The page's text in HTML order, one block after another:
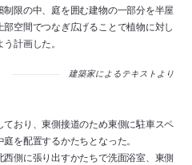
限の中、庭を囲む建物の一部分を半屋
空間でつなぎ広げることで植物に対し
計画した。
建築家によるテキストより
おり、東側接道のため東側に駐車スペ
を配置するかたちとなった。
側に張り出すかたちで洗面浴室、東側